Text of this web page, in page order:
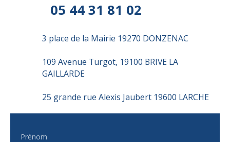
05 44 31 81 02
3 place de la Mairie 19270 DONZENAC
109 Avenue Turgot, 19100 BRIVE LA
GAILLARDE
25 grande rue Alexis Jaubert 19600 LARCHE
Prénom